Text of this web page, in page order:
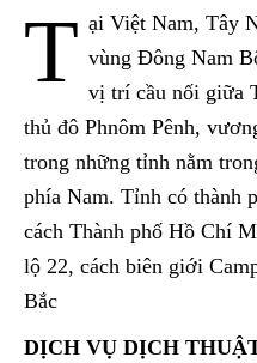
T ại Việt Nam, Tây
vùng Đông Nam
vị trí cầu nối giữa
thủ đô Phnôm Pênh,
trong những tỉnh nằm
phía Nam. Tỉnh có thành
cách Thành phố Hồ Chí
lộ 22, cách biên giới
Bắc
DỊCH VỤ DỊCH